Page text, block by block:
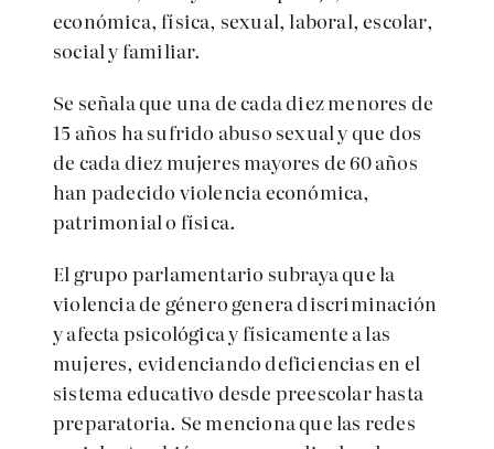
económica, física, sexual, laboral, escolar,
social y familiar.
Se señala que una de cada diez menores de
15 años ha sufrido abuso sexual y que dos
de cada diez mujeres mayores de 60 años
han padecido violencia económica,
patrimonial o física.
El grupo parlamentario subraya que la
violencia de género genera discriminación
y afecta psicológica y físicamente a las
mujeres, evidenciando deficiencias en el
sistema educativo desde preescolar hasta
preparatoria. Se menciona que las redes